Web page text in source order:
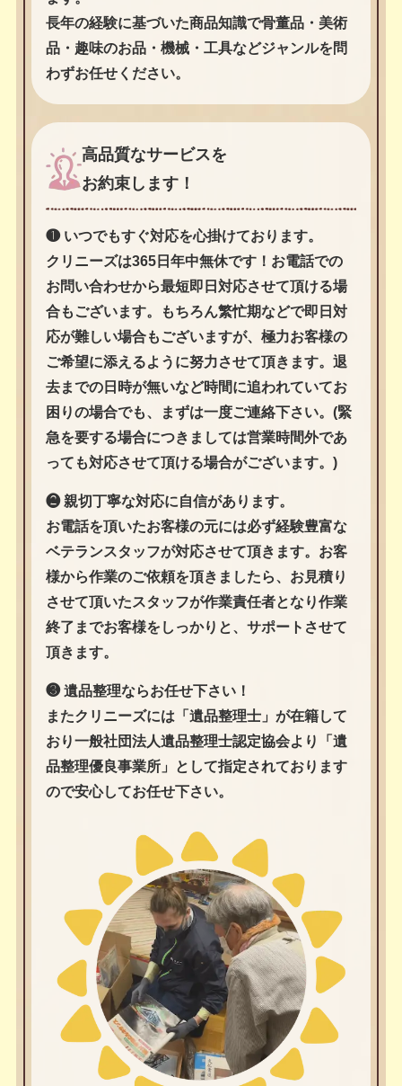
長年の経験に基づいた商品知識で骨董品・美術
品・趣味のお品・機械・工具などジャンルを問
わずお任せください。
高品質なサービスを
お約束します！
❶ いつでもすぐ対応を心掛けております。
クリニーズは365日年中無休です！お電話での
お問い合わせから最短即日対応させて頂ける場
合もございます。もちろん繁忙期などで即日対
応が難しい場合もございますが、極力お客様の
ご希望に添えるように努力させて頂きます。退
去までの日時が無いなど時間に追われていてお
困りの場合でも、まずは一度ご連絡下さい。(緊
急を要する場合につきましては営業時間外であ
っても対応させて頂ける場合がございます。)
❷ 親切丁寧な対応に自信があります。
お電話を頂いたお客様の元には必ず経験豊富な
ベテランスタッフが対応させて頂きます。お客
様から作業のご依頼を頂きましたら、お見積り
させて頂いたスタッフが作業責任者となり作業
終了までお客様をしっかりと、サポートさせて
頂きます。
❸ 遺品整理ならお任せ下さい！
またクリニーズには「遺品整理士」が在籍して
おり一般社団法人遺品整理士認定協会より「遺
品整理優良事業所」として指定されております
ので安心してお任せ下さい。